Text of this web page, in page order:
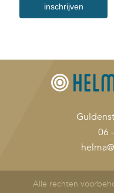
inschrijven
06
Alle rechten